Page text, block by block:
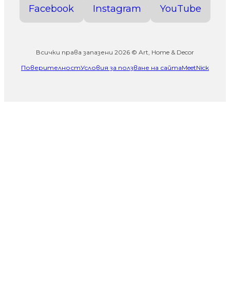
Facebook Instagram YouTube
Всички права запазени 2026 © Art, Home & Decor
ПоверителностУсловия за ползване на сайтаMeetNick